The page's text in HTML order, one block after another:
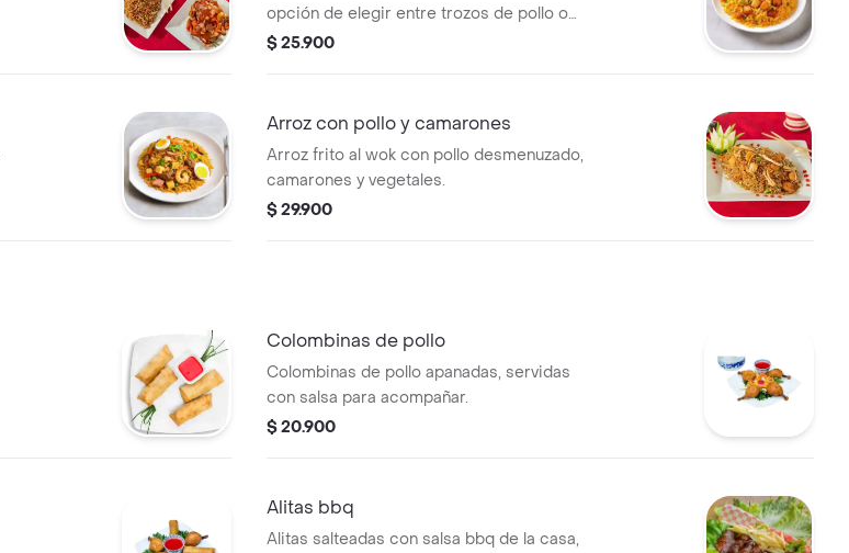
opción de elegir entre trozos de pollo o
de res.
$ 25.900
Arroz con pollo y camarones
Arroz frito al wok con pollo desmenuzado,
camarones y vegetales.
$ 29.900
Colombinas de pollo
Colombinas de pollo apanadas, servidas
con salsa para acompañar.
$ 20.900
Alitas bbq
Alitas salteadas con salsa bbq de la casa,